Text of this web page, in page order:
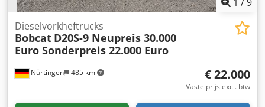
Nürtingen 485 km
Dieselvorkheftrucks
Bobcat D20S-9 Neupreis 30.000
Euro Sonderpreis 22.000 Euro
€ 22.000
Vaste prijs excl. btw